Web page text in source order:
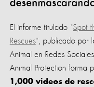
El informe titulado "Spot
Rescues", publicado por
Animal en Redes
Animal Protection forma
1,000 videos de